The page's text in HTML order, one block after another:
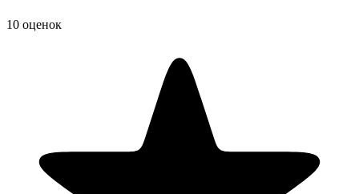
10 оценок